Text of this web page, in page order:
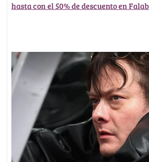
hasta con el 50% de descuento en